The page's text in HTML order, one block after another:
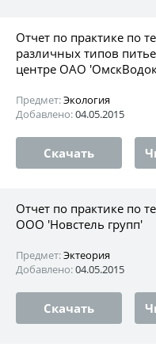
Отчет по практике по
различных типов
центре ОАО
Предмет:Экология
Добавлено:04.05.2015
Скачать
Отчет по практике по
ООО 'Новстель групп'
Предмет:Эктеория
Добавлено:04.05.2015
Скачать